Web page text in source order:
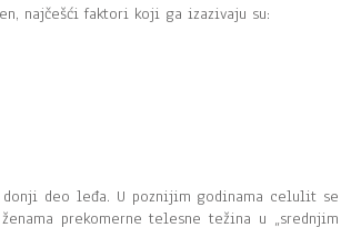
najčešći faktori koji ga izazivaju su:
deo leđa. U poznijim godinama celulit se
prekomerne telesne težina u „srednjim